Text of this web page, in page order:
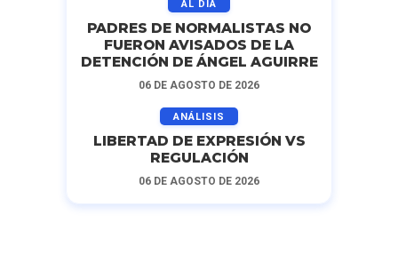
AL DÍA
PADRES DE NORMALISTAS NO
FUERON AVISADOS DE LA
DETENCIÓN DE ÁNGEL AGUIRRE
06 DE AGOSTO DE 2026
ANÁLISIS
LIBERTAD DE EXPRESIÓN VS
REGULACIÓN
06 DE AGOSTO DE 2026